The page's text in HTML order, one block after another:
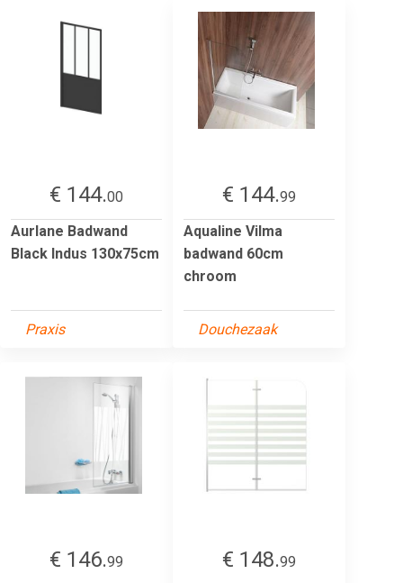
€ 144.00
Aurlane Badwand
Black Indus 130x75cm
Praxis
€ 144.99
Aqualine Vilma
badwand 60cm
chroom
Douchezaak
€ 146.99 € 148.99